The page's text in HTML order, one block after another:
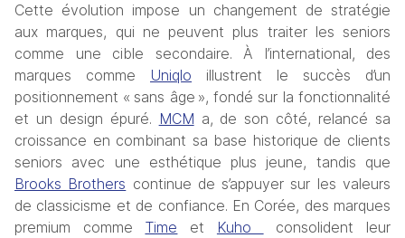
Cette évolution impose un changement de stratégie
aux marques, qui ne peuvent plus traiter les seniors
comme une cible secondaire. À l’international, des
marques comme Uniqlo illustrent le succès d’un
positionnement « sans âge », fondé sur la fonctionnalité
et un design épuré. MCM a, de son côté, relancé sa
croissance en combinant sa base historique de clients
Brooks Brothers continue de s’appuyer sur les valeurs
de classicisme et de confiance. En Corée, des marques
premium comme Time et Kuho
consolident leur